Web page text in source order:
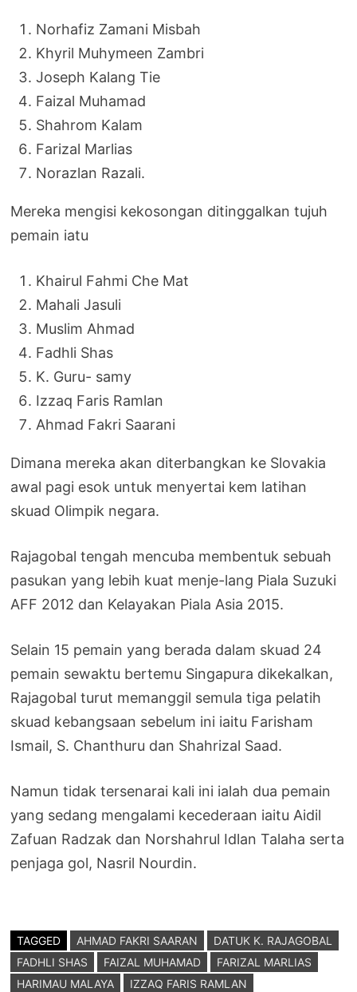
Norhafiz Zamani Misbah
Khyril Muhymeen Zambri
Joseph Kalang Tie
Faizal Muhamad
Shahrom Kalam
Farizal Marlias
Norazlan Razali.
Mereka mengisi kekosongan ditinggalkan tujuh
pemain iatu
Khairul Fahmi Che Mat
Mahali Jasuli
Muslim Ahmad
Fadhli Shas
K. Guru- samy
Izzaq Faris Ramlan
Ahmad Fakri Saarani
Dimana mereka akan diterbangkan ke Slovakia
awal pagi esok untuk menyertai kem latihan
skuad Olimpik negara.
Rajagobal tengah mencuba membentuk sebuah
pasukan yang lebih kuat menje-lang Piala Suzuki
AFF 2012 dan Kelayakan Piala Asia 2015.
Selain 15 pemain yang berada dalam skuad 24
pemain sewaktu bertemu Singapura dikekalkan,
Rajagobal turut memanggil semula tiga pelatih
skuad kebangsaan sebelum ini iaitu Farisham
Ismail, S. Chanthuru dan Shahrizal Saad.
Namun tidak tersenarai kali ini ialah dua pemain
yang sedang mengalami kecederaan iaitu Aidil
Zafuan Radzak dan Norshahrul Idlan Talaha serta
penjaga gol, Nasril Nourdin.
TAGGED AHMAD FAKRI SAARAN
DATUK K. RAJAGOBAL
FADHLI SHAS
FAIZAL MUHAMAD
FARIZAL MARLIAS
HARIMAU MALAYA
IZZAQ FARIS RAMLAN